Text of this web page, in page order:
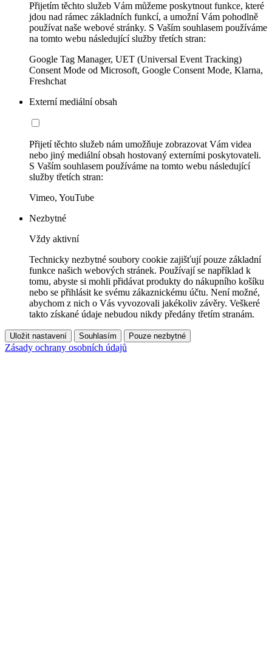
Přijetím těchto služeb Vám můžeme poskytnout funkce, které
jdou nad rámec základních funkcí, a umožní Vám pohodlně
používat naše webové stránky. S Vaším souhlasem používáme
na tomto webu následující služby třetích stran:
Google Tag Manager, UET (Universal Event Tracking)
Consent Mode od Microsoft, Google Consent Mode, Klarna,
Freshchat
Externí mediální obsah
Přijetí těchto služeb nám umožňuje zobrazovat Vám videa
nebo jiný mediální obsah hostovaný externími poskytovateli.
S Vaším souhlasem používáme na tomto webu následující
služby třetích stran:
Vimeo, YouTube
Nezbytné
Vždy aktivní
Technicky nezbytné soubory cookie zajišťují pouze základní
funkce našich webových stránek. Používají se například k
tomu, abyste si mohli přidávat produkty do nákupního košíku
nebo se přihlásit ke svému zákaznickému účtu. Není možné,
abychom z nich o Vás vyvozovali jakékoliv závěry. Veškeré
takto získané údaje nebudou nikdy předány třetím stranám.
Uložit nastavení Souhlasím Pouze nezbytné
Zásady ochrany osobních údajů